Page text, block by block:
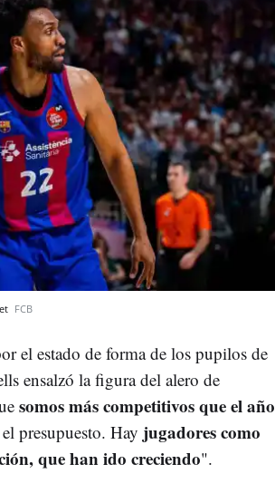
FCB
el estado de forma de los pupilos de
ensalzó la figura del alero de
somos más competitivos que el año
presupuesto. Hay jugadores como
que han ido creciendo".